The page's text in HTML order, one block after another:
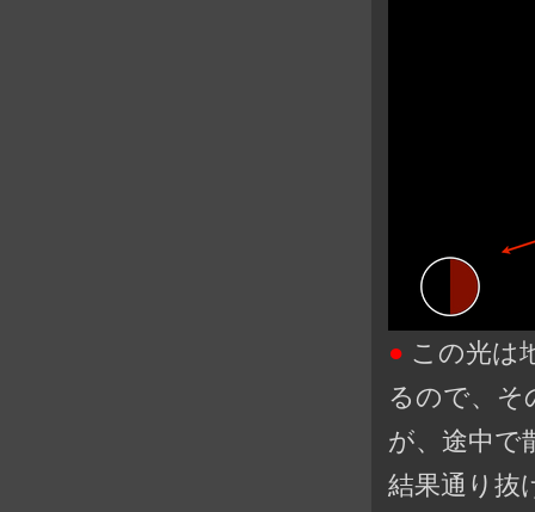
● この光は
るので、そ
が、途中で
結果通り抜